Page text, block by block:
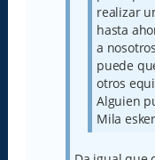
realizar
hasta
a
puede
otros
Alguien
Mila